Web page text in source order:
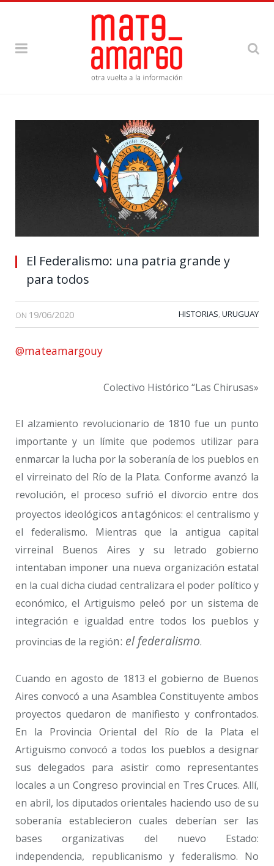
El Federalismo: una patria grande y
para todos
ON 19/06/2020 HISTORIAS, URUGUAY
@mateamargouy
Colectivo Histórico “Las Chirusas»
El alzamiento revolucionario de 1810 fue un punto
importante y un límite que podemos utilizar para
enmarcar la lucha por la soberanía de los pueblos en
el virreinato del Río de la Plata. Conforme avanzó la
revolución, el proceso sufrió el divorcio entre dos
proyectos ideológicos antagónicos: el centralismo y
el federalismo. Mientras que la antigua capital
virreinal Buenos Aires y su letrado gobierno
intentaban imponer una nueva organización estatal
en la cual dicha ciudad centralizara el poder político y
económico, el Artiguismo peleó por un sistema de
integración e igualdad entre todos los pueblos y
provincias de la región: el federalismo.
Cuando en agosto de 1813 el gobierno de Buenos
Aires convocó a una Asamblea Constituyente ambos
proyectos quedaron de manifiesto y confrontados.
En la Provincia Oriental del Río de la Plata el
Artiguismo convocó a todos los pueblos a designar
sus delegados para asistir como representantes
locales a un Congreso provincial en Tres Cruces. Allí,
en abril, los diputados orientales haciendo uso de su
soberanía establecieron cuales deberían ser las
bases organizativas del nuevo Estado:
independencia, republicanismo y federalismo. No